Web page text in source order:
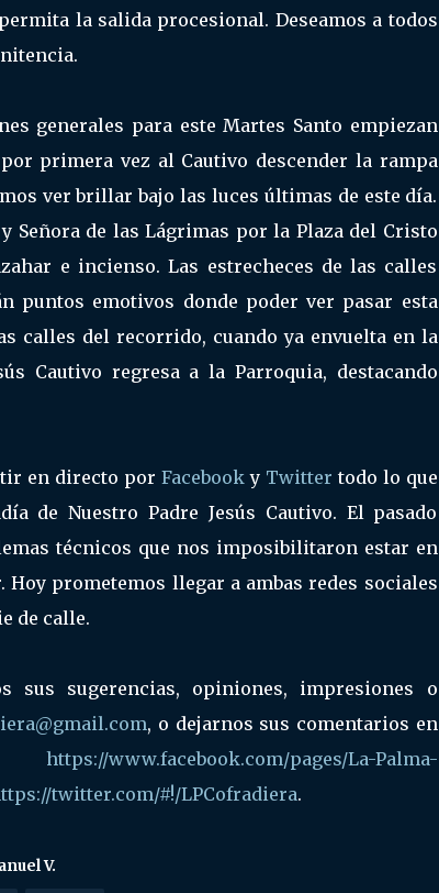
la salida procesional. Deseamos a todos
generales para este Martes Santo empiezan
primera vez al Cautivo descender la rampa
ver brillar bajo las luces últimas de este día.
Señora de las Lágrimas por la Plaza del Cristo
e incienso. Las estrecheces de las calles
puntos emotivos donde poder ver pasar esta
calles del recorrido, cuando ya envuelta en la
Cautivo regresa a la Parroquia, destacando
en directo por Facebooky Twitter todo lo que
de Nuestro Padre Jesús Cautivo. El pasado
técnicos que nos imposibilitaron estar en
prometemos llegar a ambas redes sociales
de calle.
sus sugerencias, opiniones, impresiones o
, o dejarnos sus comentarios en
https://www.facebook.com/pages/La-Palma-
twitter.com/#!/LPCofradiera.
V.